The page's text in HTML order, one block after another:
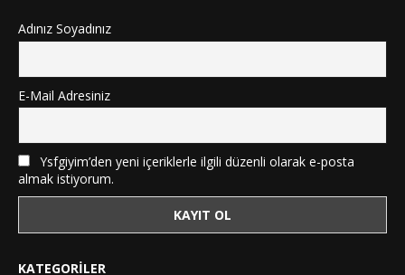
Adınız Soyadınız
E-Mail Adresiniz
Ysfgiyim’den yeni içeriklerle ilgili düzenli olarak e-posta
almak istiyorum.
KATEGORILER